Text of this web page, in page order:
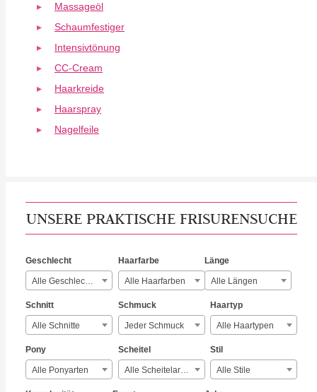
Massageöl
Schaumfestiger
Intensivtönung
CC-Cream
Haarkreide
Haarspray
Nagelfeile
UNSERE PRAKTISCHE FRISURENSUCHE
Geschlecht
Alle Geschlechter
Haarfarbe
Alle Haarfarben
Länge
Alle Längen
Schnitt
Alle Schnitte
Schmuck
Jeder Schmuck
Haartyp
Alle Haartypen
Pony
Alle Ponyarten
Scheitel
Alle Scheitelarten
Stil
Alle Stile